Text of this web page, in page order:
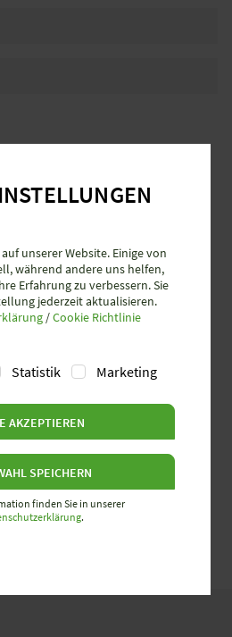
meiner Anfrage ein.*
in die Verarbeitung meiner Daten
ein.
Verarbeitung Ihrer
finden Sie unter
www.wieland-
.
Friendly Captcha ⇗
unserer Website. Einige von
während andere uns helfen,
Erfahrung zu verbessern. Sie
jederzeit aktualisieren.
/Cookie Richtlinie
Statistik Marketing
AKZEPTIEREN
SPEICHERN
finden Sie in unserer
.